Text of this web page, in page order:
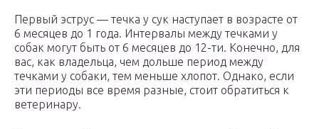
Первый эструс — течка у сук наступает в возрасте от
6 месяцев до 1 года. Интервалы между течками у
собак могут быть от 6 месяцев до 12-ти. Конечно, для
вас, как владельца, чем дольше период между
течками у собаки, тем меньше хлопот. Однако, если
эти периоды все время разные, стоит обратиться к
ветеринару.